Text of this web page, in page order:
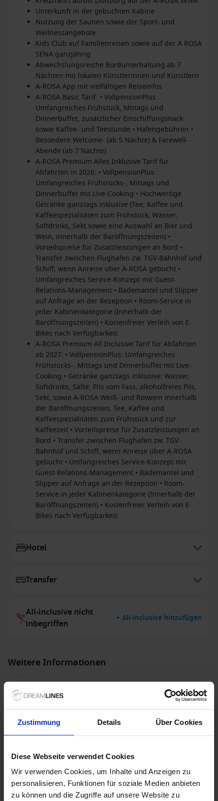
Zustimmung Details Über Cookies
Diese Webseite verwendet Cookies
Wir verwenden Cookies, um Inhalte und Anzeigen zu
personalisieren, Funktionen für soziale Medien anbieten
zu können und die Zugriffe auf unsere Website zu
Unterkunft in der gebuchten Kabine
Nutzung der Saunen sowie der Sport- und
Wellnessangebote
Kids Club auf Familienreisen sowie auf der A ROSA
SENA ganzjährig
Abwechslungsreiche Bordunterhaltung ab 7
Nächten mit lokalen Künstlerinnen und Künstlern
A-ROSA App mit vielfältigen Reiseinfos
A-ROSA Basic Tarif: • VollpensionPlus:
Umfangreiches Frühstück, Mittags und
Dinnerbuffet, zusätzlicher Einschiffungsnack
sowie Kaffee- und Teestunde • Hafengebühren •
Besondere Welcome- (ab 5 Nächte) & Farewell-
Abende (ab 7 Nächte)
A-ROSA Premium Alles Inklusive Tarif für
Abfahrten in 2026: • VollpensionPlus:
Umfangreiches Frühstücks-, Mittags und
Dinnerbuffet mit Live-Cooking • Hochwertige
Getränke ganztags inklusive (Tee, Kaffee und
Kaffeespezialitäten zum Frühstück; Wasser,
Softdrinks, Sekt sowie eine Auswahl an Bier und
Wein, innerhalb der Baröffnungszeiten) •
Vorteilspreise für Zusatzleistungen an Bord •
Transfer zwischen Flughafen zw. TGV-Bahnhof und
Schiff, wenn Anreise über A-ROSA gebucht •
Umfangreiches Service-Konzept mit Guest-
Relations-Management • Bademantel und Slipper
auf Anfrage an der Rezeption • Room-Service in
jeder Kabinenkategorie (Innerhalb der
Baröffnungszeiten) • Kostenfreier Verleih von E-
Bikes nach Verfügbarkeit
A-ROSA Premium All Inclusive Tarif für Abfahrten
ab 2027: • VollpensionPlus: Umfangreiches
Frühstücks-, Mittags und Dinnerbuffet mit Live-
Cooking • Getränke ganztags inklusive: Wasser,
Softdrinks, Säfte, Pils vom Fass, alkoholfreies Pils,
Sekt, sowie A-ROSA Weiß- und Rotwein innerhalb
der Baröffnungszeiten; Tee, Kaffee und
Kaffeespezialitäten zum Frühstück und zur
Kaffeezeit • Vorteilspreise für Zusatzleistungen an
Bord • Transfer zwischen Flughafen zw. TGV-
Bahnhof und Schiff, wenn Anreise über A-ROSA
gebucht • Umfangreiches Service-Konzept mit
Guest-Relations-Management • Bademantel und
Slipper auf Anfrage an der Rezeption • Room-
Service in jeder Kabinenkategorie (Innerhalb der
Baröffnungszeiten) • Kostenfreier Verleih von E-
Bikes nach Verfügbarkeit
Hotel
Transfer
All-inclusive nicht
inbegriffen
+ All-inclusive hinzufügen
Weitere Informationen
Optionale Leistungen
Exklusivleistungen
Hinweis